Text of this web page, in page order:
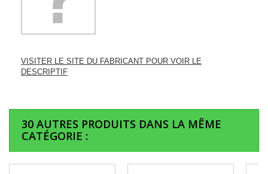
VISITER LE SITE DU FABRICANT POUR VOIR LE
DESCRIPTIF
30 AUTRES PRODUITS DANS LA MÊME
CATÉGORIE :